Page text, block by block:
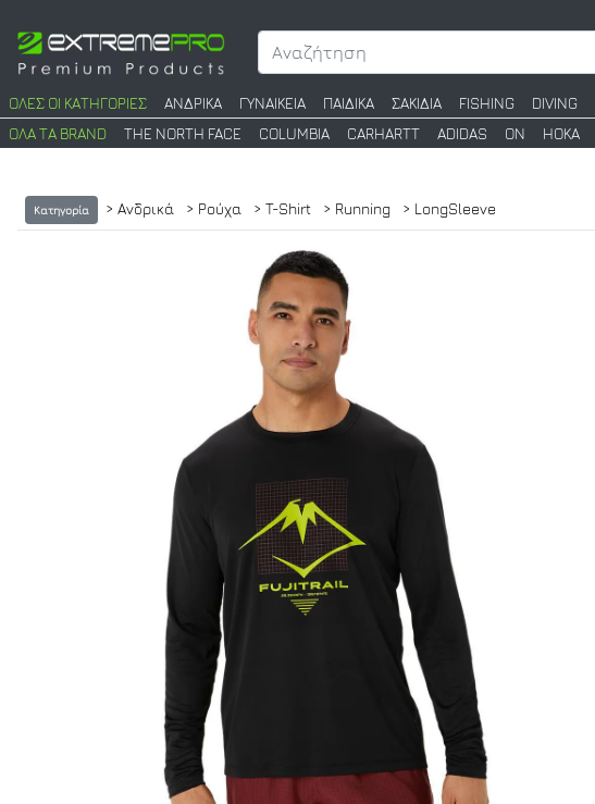
ΟΛΕΣ ΟΙ ΚΑΤΗΓΟΡΙΕΣ ΑΝΔΡΙΚΑ ΓΥΝΑΙΚΕΙΑ ΠΑΙΔΙΚΑ ΣΑΚΙΔΙΑ FISHING DIVING
ΟΛΑ ΤΑ BRAND
THE NORTH FACE COLUMBIA CARHARTT ADIDAS ON HOKA
Κατηγορία > Ανδρικά > Ρούχα > T-Shirt > Running > LongSleeve